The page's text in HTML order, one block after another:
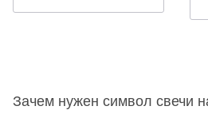
Зачем нужен символ свечи